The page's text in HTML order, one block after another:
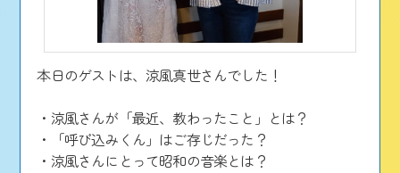
本日のゲストは、涼風真世さんでした！
・涼風さんが「最近、教わったこと」とは？
・「呼び込みくん」はご存じだった？
・涼風さんにとって昭和の音楽とは？